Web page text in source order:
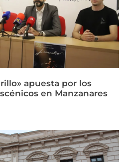
apuesta por los
en Manzanares